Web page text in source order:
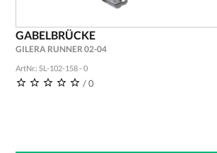
GABELBRÜCKE
GILERA RUNNER 02-04
ArtNr.: SL-102-158 - 0
/ 0